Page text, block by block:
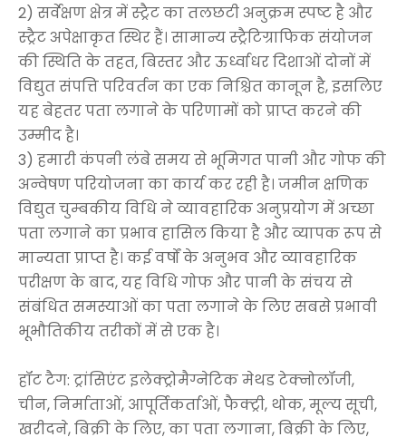
2) सर्वेक्षण क्षेत्र में स्ट्रैट का तलछटी अनुक्रम स्पष्ट है और
स्ट्रैट अपेक्षाकृत स्थिर हैं। सामान्य स्ट्रैटिग्राफिक संयोजन
की स्थिति के तहत, बिस्तर और ऊर्ध्वाधर दिशाओं दोनों में
विद्युत संपत्ति परिवर्तन का एक निश्चित कानून है, इसलिए
यह बेहतर पता लगाने के परिणामों को प्राप्त करने की
उम्मीद है।
3) हमारी कंपनी लंबे समय से भूमिगत पानी और गोफ की
अन्वेषण परियोजना का कार्य कर रही है। जमीन क्षणिक
विद्युत चुम्बकीय विधि ने व्यावहारिक अनुप्रयोग में अच्छा
पता लगाने का प्रभाव हासिल किया है और व्यापक रूप से
मान्यता प्राप्त है। कई वर्षों के अनुभव और व्यावहारिक
परीक्षण के बाद, यह विधि गोफ और पानी के संचय से
संबंधित समस्याओं का पता लगाने के लिए सबसे प्रभावी
भूभौतिकीय तरीकों में से एक है।
हॉट टैग: ट्रांसिएंट इलेक्ट्रोमैग्नेटिक मेथड टेक्नोलॉजी,
चीन, निर्माताओं, आपूर्तिकर्ताओं, फैक्ट्री, थोक, मूल्य सूची,
खरीदने, बिक्री के लिए, का पता लगाना, बिक्री के लिए,